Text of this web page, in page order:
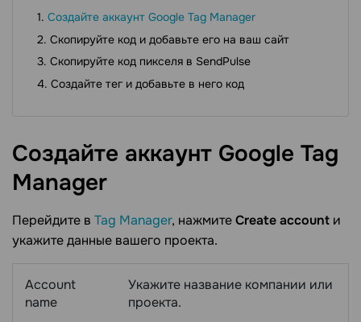
Создайте аккаунт Google Tag Manager
Скопируйте код и добавьте его на ваш сайт
Скопируйте код пикселя в SendPulse
Создайте тег и добавьте в него код
Создайте аккаунт Google Tag
Manager
Перейдите в Tag Manager, нажмитеCreate account и
укажите данные вашего проекта.
Account
name
Укажите название компании или
проекта.